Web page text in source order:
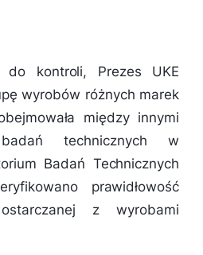
do kontroli, Prezes UKE
wyrobów różnych marek
między innymi
badań technicznych w
Badań Technicznych
prawidłowość
z wyrobami